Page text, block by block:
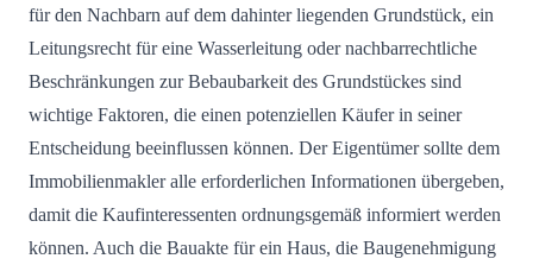
für den Nachbarn auf dem dahinter liegenden Grundstück, ein
Leitungsrecht für eine Wasserleitung oder nachbarrechtliche
Beschränkungen zur Bebaubarkeit des Grundstückes sind
wichtige Faktoren, die einen potenziellen Käufer in seiner
Entscheidung beeinflussen können. Der Eigentümer sollte dem
Immobilienmakler alle erforderlichen Informationen übergeben,
damit die Kaufinteressenten ordnungsgemäß informiert werden
können. Auch die Bauakte für ein Haus, die Baugenehmigung